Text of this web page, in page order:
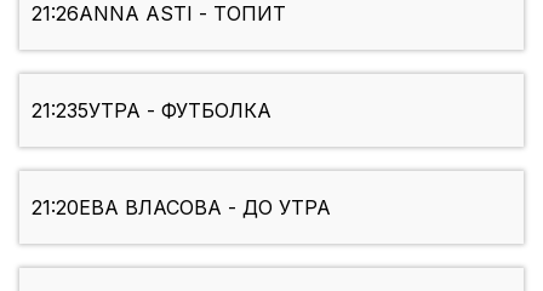
21:26ANNA ASTI - ТОПИТ
21:235УТРА - ФУТБОЛКА
21:20ЕВА ВЛАСОВА - ДО УТРА